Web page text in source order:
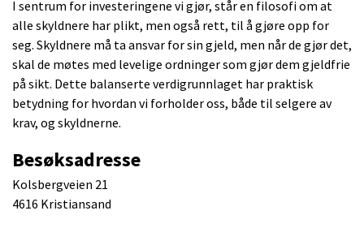
Besøksadresse
Kolsbergveien 21
4616 Kristiansand
I sentrum for investeringene vi gjør, står en filosofi om at
alle skyldnere har plikt, men også rett, til å gjøre opp for
seg. Skyldnere må ta ansvar for sin gjeld, men når de gjør det,
skal de møtes med levelige ordninger som gjør dem gjeldfrie
på sikt. Dette balanserte verdigrunnlaget har praktisk
betydning for hvordan vi forholder oss, både til selgere av
krav, og skyldnerne.